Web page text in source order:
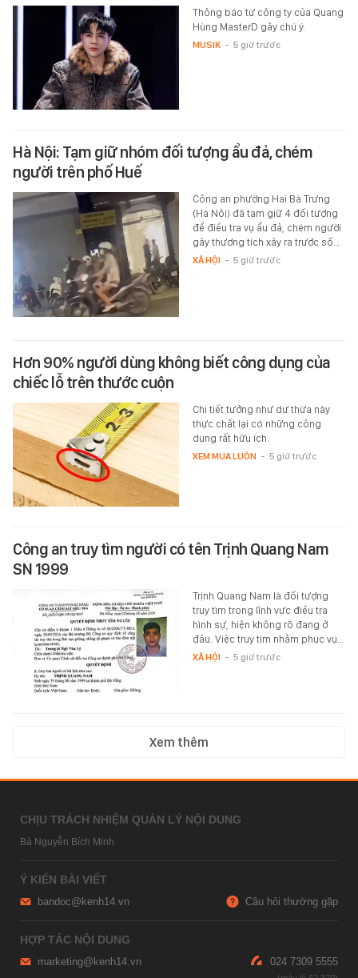
Thông báo từ công ty của Quang
Hùng MasterD gây chú ý.
MUSIK - 5 giờ trước
Hà Nội: Tạm giữ nhóm đối tượng ẩu đả, chém
người trên phố Huế
Công an phường Hai Bà Trưng
(Hà Nội) đã tạm giữ 4 đối tượng
để điều tra vụ ẩu đả, chém người
gây thương tích xảy ra trước số…
XÃ HỘI - 5 giờ trước
Hơn 90% người dùng không biết công dụng của
chiếc lỗ trên thước cuộn
Chi tiết tưởng như dư thừa này
thực chất lại có những công
dụng rất hữu ích.
XEM MUA LUÔN - 5 giờ trước
Công an truy tìm người có tên Trịnh Quang Nam
SN 1999
Trịnh Quang Nam là đối tượng
truy tìm trong lĩnh vực điều tra
hình sự, hiện không rõ đang ở
đâu. Việc truy tìm nhằm phục vụ…
XÃ HỘI - 5 giờ trước
Xem thêm
CHỊU TRÁCH NHIỆM QUẢN LÝ NỘI DUNG
Bà Nguyễn Bích Minh
Ý KIẾN BÀI VIẾT
bandoc@kenh14.vn Câu hỏi thường gặp
HỢP TÁC NỘI DUNG
marketing@kenh14.vn 024 7309 5555